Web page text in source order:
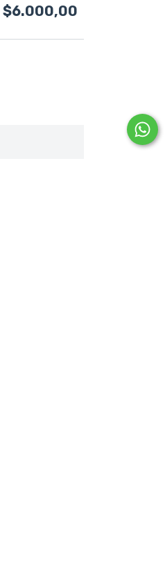
$6.000,00